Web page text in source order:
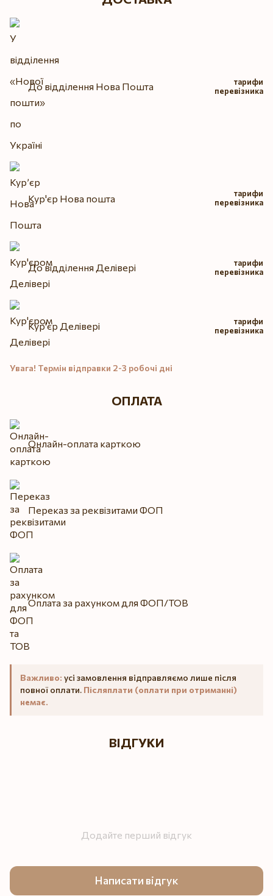
До відділення Нова Пошта
тарифи
перевізника
Кур'єр Нова пошта
тарифи
перевізника
До відділення Делівері
тарифи
перевізника
Кур'єр Делівері
тарифи
перевізника
Увага! Термін відправки 2-3 робочі дні
ОПЛАТА
Онлайн-оплата карткою
Переказ за реквізитами ФОП
Оплата за рахунком для ФОП/ТОВ
Важливо: усі замовлення відправляємо лише після
повної оплати. Післяплати (оплати при отриманні)
немає.
ВІДГУКИ
Додайте перший відгук
Написати відгук